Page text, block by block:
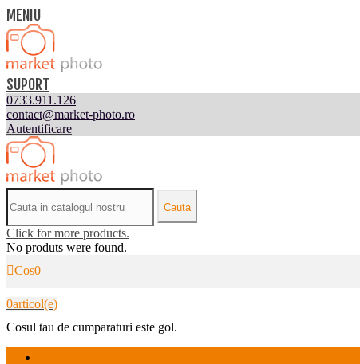
MENIU
SUPORT
0733.911.126
contact@market-photo.ro
Autentificare
Cauta
Click for more products.
No produts were found.
Cos0
0articol(e)
Cosul tau de cumparaturi este gol.